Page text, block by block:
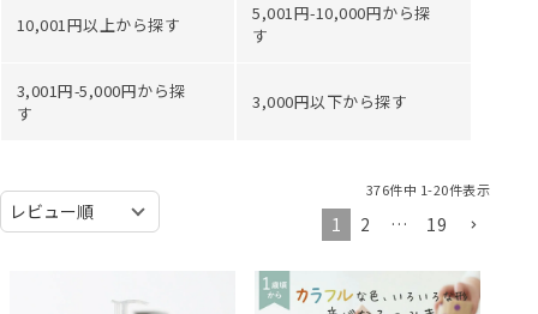
10,001円以上から探す
5,001円-10,000円から探
す
3,001円-5,000円から探
す
3,000円以下から探す
376件中 1-20件表示
1 2 … 19